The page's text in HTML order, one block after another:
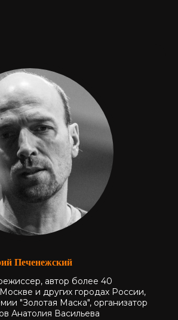
Печенежский
автор более 40
и других городах России,
"Золотая Маска", организатор
Анатолия Васильева